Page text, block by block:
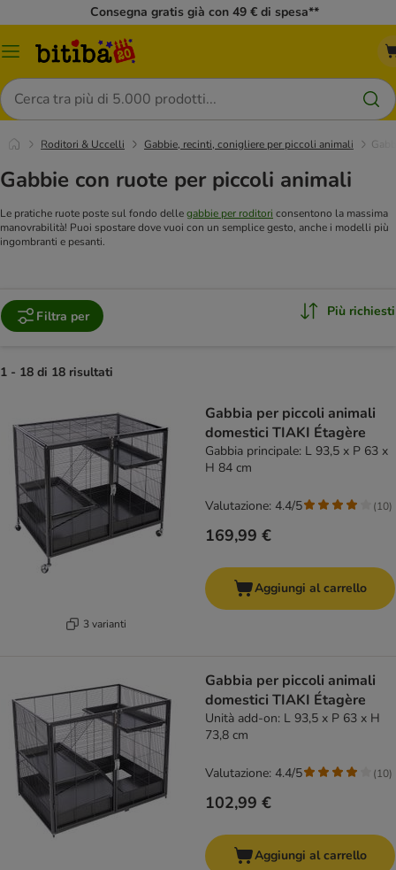
Consegna gratis già con 49 € di spesa**
Overview
Cerca
Roditori & Uccelli Gabbie, recinti, conigliere per piccoli animali
Gabbie con ruote per piccoli animali
Le pratiche ruote poste sul fondo dellegabbie per roditori consentono la massima
manovrabilità! Puoi spostare dove vuoi con un semplice gesto, anche i modelli più
ingombranti e pesanti.
Filtra per Più richiesti
1 - 18 di 18 risultati
3 varianti
Gabbia per piccoli animali
domestici TIAKI Étagère
Gabbia principale: L 93,5 x P 63 x
H 84 cm
169,99 €
Valutazione: 4.4/5 (10)
Aggiungi al carrello
Gabbia per piccoli animali
domestici TIAKI Étagère
Unità add-on: L 93,5 x P 63 x H
73,8 cm
102,99 €
Valutazione: 4.4/5 (10)
Aggiungi al carrello